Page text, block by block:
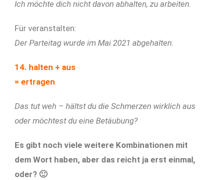
Ich möchte dich nicht davon abhalten, zu arbeiten.
Für veranstalten:
Der Parteitag wurde im Mai 2021 abgehalten.
14. halten + aus
= ertragen
Das tut weh – hältst du die Schmerzen wirklich aus
oder möchtest du eine Betäubung?
Es gibt noch viele weitere Kombinationen mit
dem Wort haben, aber das reicht ja erst einmal,
oder? 🙂